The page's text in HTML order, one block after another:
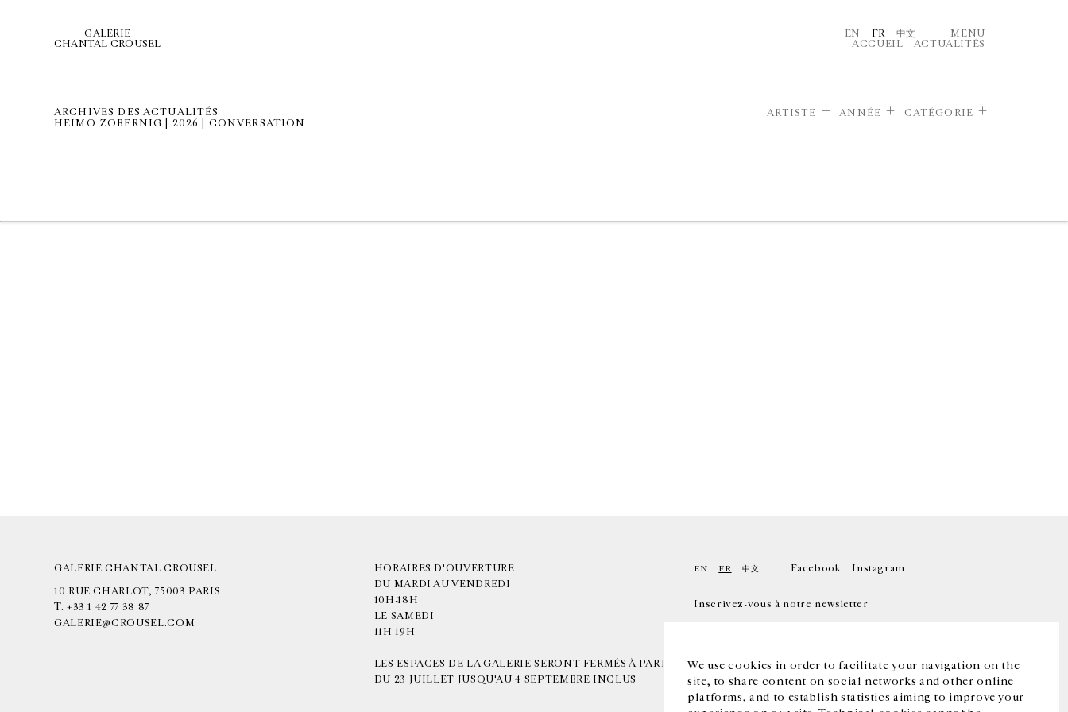
We use cookies in order to facilitate your navigation on the
site, to share content on social networks and other online
platforms, and to establish statistics aiming to improve your
GALERIE
CHANTAL CROUSEL
EN FR 中文
MENU
ACCUEIL – ACTUALITÉS
ARCHIVES DES ACTUALITÉS
HEIMO ZOBERNIG | 2026 | CONVERSATION
ARTISTE ANNÉE CATÉGORIE
GALERIE CHANTAL CROUSEL
10 RUE CHARLOT, 75003 PARIS
T. +33 1 42 77 38 87
GALERIE@CROUSEL.COM
HORAIRES D'OUVERTURE
DU MARDI AU VENDREDI
10H-18H
LE SAMEDI
11H-19H
LES ESPACES DE LA GALERIE SERONT FERMÉS À PARTIR
DU 23 JUILLET JUSQU'AU 4 SEPTEMBRE INCLUS
EN FR 中文 Facebook Instagram
Inscrivez-vous à notre newsletter